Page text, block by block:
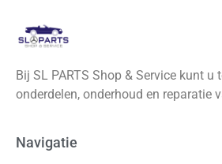
Bij SL PARTS Shop & Service kunt u
onderdelen, onderhoud en reparatie
Navigatie